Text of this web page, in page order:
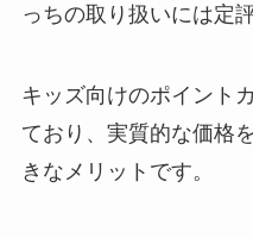
っちの取り扱いには定
キッズ向けのポイント
ており、実質的な価格
きなメリットです。